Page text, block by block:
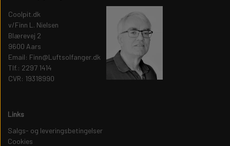
Coolpit.dk
v/Finn L. Nielsen
Blærevej 2
9600 Aars
Email: Finn@Luftsolfanger.dk
Tlf.: 2297 1414
CVR: 19318990
Links
Salgs- og leveringsbetingelser
Cookies